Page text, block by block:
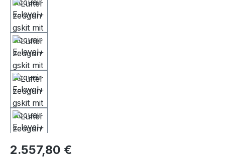
Regulärer Preis:
2.557,80 €